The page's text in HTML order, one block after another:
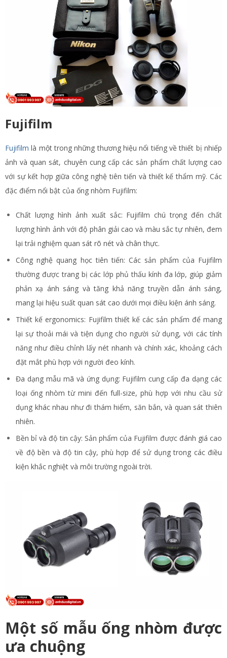
Fujifilm
Fujifilm là một trong những thương hiệu nổi tiếng về thiết bị nhiếp
ảnh và quan sát, chuyên cung cấp các sản phẩm chất lượng cao
với sự kết hợp giữa công nghệ tiên tiến và thiết kế thẩm mỹ. Các
đặc điểm nổi bật của ống nhòm Fujifilm:
Chất lượng hình ảnh xuất sắc: Fujifilm chú trọng đến chất
lượng hình ảnh với độ phân giải cao và màu sắc tự nhiên, đem
lại trải nghiệm quan sát rõ nét và chân thực.
Công nghệ quang học tiên tiến: Các sản phẩm của Fujifilm
thường được trang bị các lớp phủ thấu kính đa lớp, giúp giảm
phản xạ ánh sáng và tăng khả năng truyền dẫn ánh sáng,
mang lại hiệu suất quan sát cao dưới mọi điều kiện ánh sáng.
Thiết kế ergonomics: Fujifilm thiết kế các sản phẩm để mang
lại sự thoải mái và tiện dụng cho người sử dụng, với các tính
năng như điều chỉnh lấy nét nhanh và chính xác, khoảng cách
đặt mắt phù hợp với người đeo kính.
Đa dạng mẫu mã và ứng dụng: Fujifilm cung cấp đa dạng các
loại ống nhòm từ mini đến full-size, phù hợp với nhu cầu sử
dụng khác nhau như đi thám hiểm, săn bắn, và quan sát thiên
nhiên.
Bền bỉ và độ tin cậy: Sản phẩm của Fujifilm được đánh giá cao
về độ bền và độ tin cậy, phù hợp để sử dụng trong các điều
kiện khắc nghiệt và môi trường ngoài trời.
Một số mẫu ống nhòm được
ưa chuộng